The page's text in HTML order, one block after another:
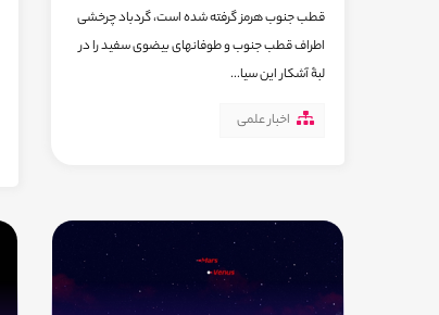
قطب جنوب هرمز گرفته شده است، گردباد چرخشی
اطراف قطب جنوب و طوفانهای بیضوی سفید را در
لبۀ آشکار این سیا...
اخبار علمی